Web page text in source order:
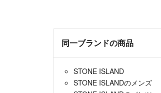
同一ブランドの商品
STONE ISLAND
STONE ISLANDのメンズ